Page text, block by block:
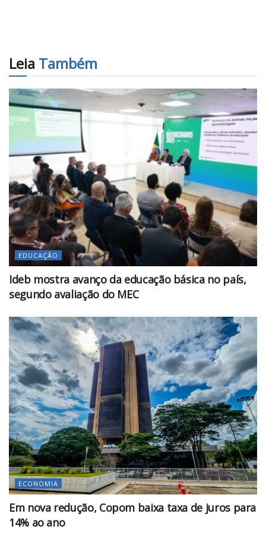
Leia Também
EDUCAÇÃO
Ideb mostra avanço da educação básica no país,
segundo avaliação do MEC
ECONOMIA
Em nova redução, Copom baixa taxa de juros para
14% ao ano